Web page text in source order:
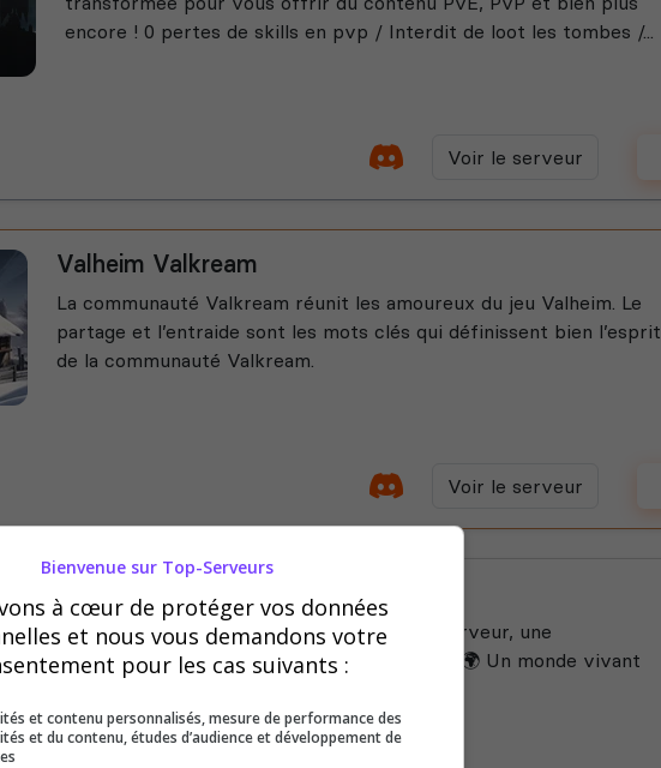
encore ! 0 pertes de skills en pvp / Interdit de loot les tombes /...
Voir le serveur
Valheim Valkream
La communauté Valkream réunit les amoureux du jeu Valheim. Le
partage et l’entraide sont les mots clés qui définissent bien l’esprit
de la communauté Valkream.
Voir le serveur
Valheim - Le Camp du Feu Sacré
🔥 𝐋𝐞 𝐂𝐚𝐦𝐩 𝐝𝐮 𝐅𝐞𝐮 𝐒𝐚𝐜𝐫é 🔥 🌲 Plus qu'un serveur, une
communauté soudée de Vikings passionnés 🌍 Un monde vivant
Bienvenue sur Top-Serveurs
à cœur de protéger vos données
et nous vous demandons votre
pour les cas suivants :
et contenu personnalisés, mesure de performance des
et du contenu, études d’audience et développement de